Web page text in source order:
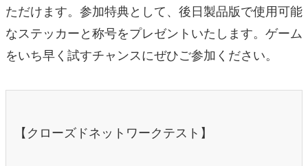
ただけます。参加特典として、後日製品版で使用可能
なステッカーと称号をプレゼントいたします。ゲーム
をいち早く試すチャンスにぜひご参加ください。
【クローズドネットワークテスト】